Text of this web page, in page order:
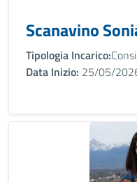
Scanavino
Tipologia Incarico:
Data Inizio: 25/05/